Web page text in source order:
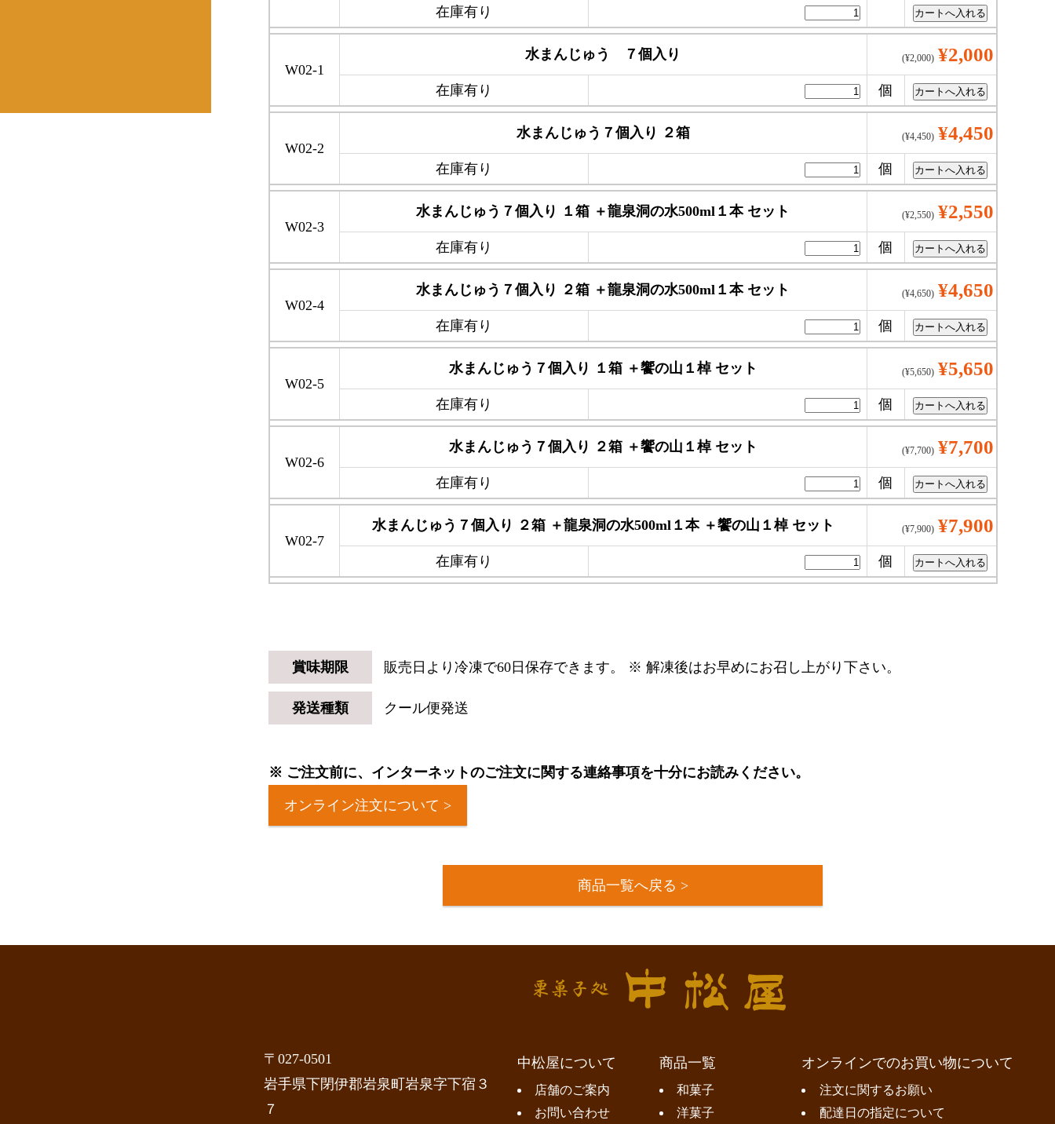
在庫有り
W02-1
水まんじゅう ７個入り (¥2,000) ¥2,000
在庫有り 個
W02-2
水まんじゅう７個入り ２箱 (¥4,450) ¥4,450
在庫有り 個
W02-3
水まんじゅう７個入り １箱 ＋龍泉洞の水500ml１本 セット (¥2,550) ¥2,550
在庫有り 個
W02-4
水まんじゅう７個入り ２箱 ＋龍泉洞の水500ml１本 セット (¥4,650) ¥4,650
在庫有り 個
W02-5
水まんじゅう７個入り １箱 ＋饗の山１棹 セット (¥5,650) ¥5,650
在庫有り 個
W02-6
水まんじゅう７個入り ２箱 ＋饗の山１棹 セット (¥7,700) ¥7,700
在庫有り 個
W02-7
水まんじゅう７個入り ２箱 ＋龍泉洞の水500ml１本 ＋饗の山１棹 セット (¥7,900) ¥7,900
在庫有り 個
賞味期限 販売日より冷凍で60日保存できます。 ※ 解凍後はお早めにお召し上がり下さい。
発送種類 クール便発送
※ ご注文前に、インターネットのご注文に関する連絡事項を十分にお読みください。
オンライン注文について >
商品一覧へ戻る >
〒027-0501
岩手県下閉伊郡岩泉町岩泉字下宿３
７
中松屋について
店舗のご案内
お問い合わせ
商品一覧
和菓子
洋菓子
オンラインでのお買い物について
注文に関するお願い
配達日の指定について